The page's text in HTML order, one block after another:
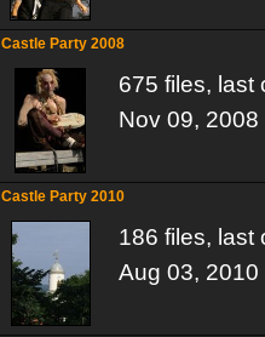
Castle Party 2008
675 files, last
Nov 09, 2008
Castle Party 2010
186 files, last
Aug 03, 2010